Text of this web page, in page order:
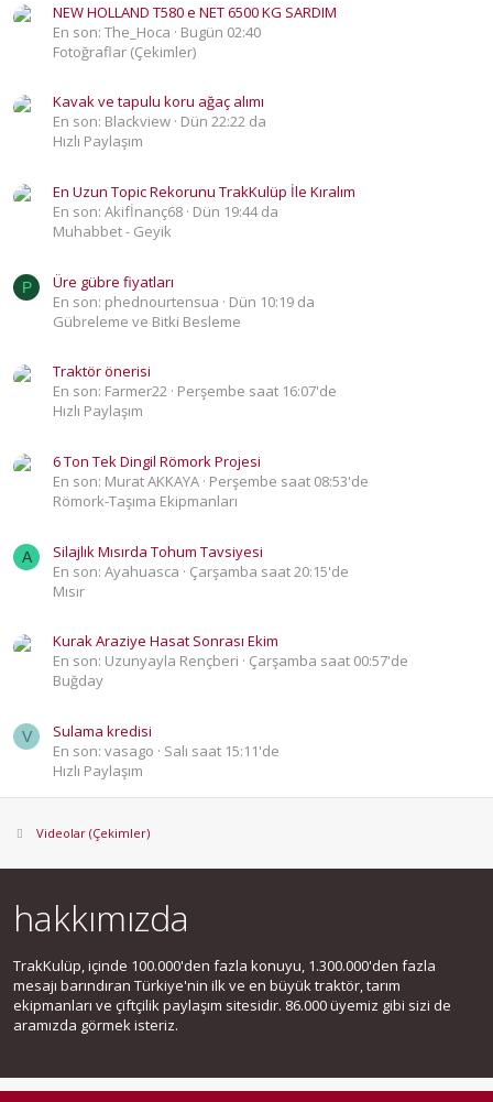
NEW HOLLAND T580 e NET 6500 KG SARDIM
En son: The_Hoca
Bugün 02:40
Fotoğraflar (Çekimler)
Kavak ve tapulu koru ağaç alımı
En son: Blackview Dün 22:22 da
Hızlı Paylaşım
En Uzun Topic Rekorunu TrakKulüp İle Kıralım
En son: Akifİnanç68 Dün 19:44 da
Muhabbet - Geyik
P
Üre gübre fiyatları
En son: phednourtensua
Dün 10:19 da
Gübreleme ve Bitki Besleme
Traktör önerisi
En son: Farmer22 Perşembe saat 16:07'de
Hızlı Paylaşım
6 Ton Tek Dingil Römork Projesi
En son: Murat AKKAYA Perşembe saat 08:53'de
Römork-Taşıma Ekipmanları
A
Silajlık Mısırda Tohum Tavsiyesi
En son: Ayahuasca
Çarşamba saat 20:15'de
Mısır
Kurak Araziye Hasat Sonrası Ekim
En son: Uzunyayla Rençberi
Çarşamba saat 00:57'de
Buğday
V
Sulama kredisi
En son: vasago
Salı saat 15:11'de
Hızlı Paylaşım
Videolar (Çekimler)
hakkımızda
TrakKulüp, içinde 100.000'den fazla konuyu, 1.300.000'den fazla
mesajı barındıran Türkiye'nin ilk ve en büyük traktör, tarım
ekipmanları ve çiftçilik paylaşım sitesidir. 86.000 üyemiz gibi sizi de
aramızda görmek isteriz.